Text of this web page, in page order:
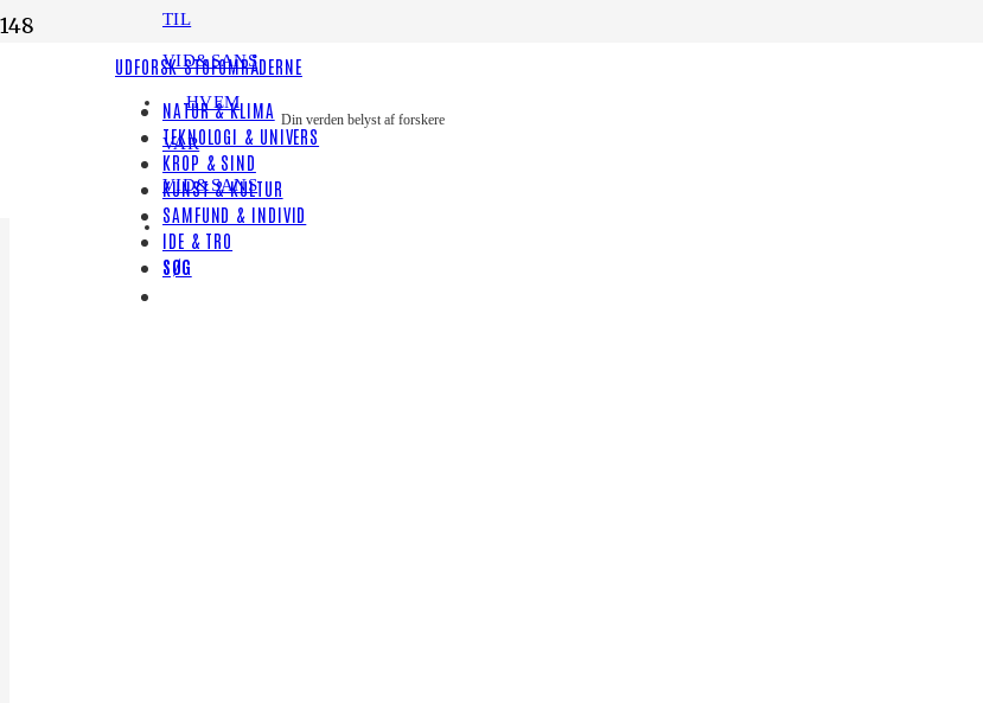
TIL
VID&SANS
HVEM
VAR
VID&SANS
Din verden belyst af forskere
UDFORSK STOFOMRÅDERNE
NATUR & KLIMA
TEKNOLOGI & UNIVERS
KROP & SIND
KUNST & KULTUR
SAMFUND & INDIVID
IDE & TRO
SØG